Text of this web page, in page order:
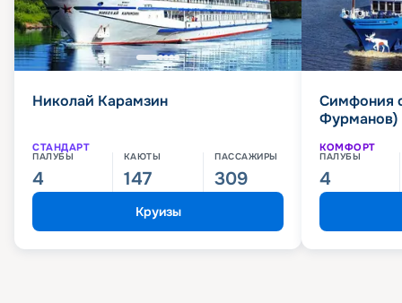
Николай Карамзин
СТАНДАРТ
ПАЛУБЫ
4
КАЮТЫ
147
ПАССАЖИРЫ
309
Круизы
Симфония
Фурманов)
КОМФОРТ
ПАЛУБЫ
4